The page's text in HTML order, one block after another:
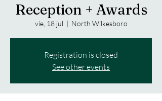
Reception + Awards
vie, 18 jul
  |
North Wilkesboro
Registration is closed
See other events